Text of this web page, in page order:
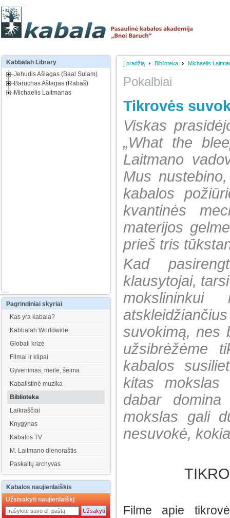
Į pradžią Biblioteka Michaelis
Pokalbiai
Tikrovės
Viskas
„What the
Laitmano
Mus
kabalos
kvantinės
materijos
prieš tris
Kad
klausytojai,
suvokimą, nes
užsibrėžėme
kabalos
kitas mokslas
dabar
mokslas gali
nesuvokė,
Filme apie
Kabbalah Library
Jehudis Ašlagas (Baal Sulam)
Baruchas Ašlagas (Rabaš)
Michaelis Laitmanas
Pagrindiniai skyriai
Kas yra kabala?
Kabbalah Worldwide
Globali krizė
Filmai ir klipai
Gyvenimas, meilė, šeima
Kabalistinė muzika
Biblioteka
Laikraščiai
Knygynas
Kabalos TV
M. Laitmano dienoraštis
Paskaitų archyvas
Kabalos naujienlaiškis
Užsisakyti naujienlaiškį